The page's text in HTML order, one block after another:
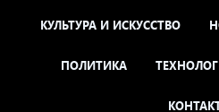
КУЛЬТУРА И ИСКУССТВО
ПОЛИТИКА